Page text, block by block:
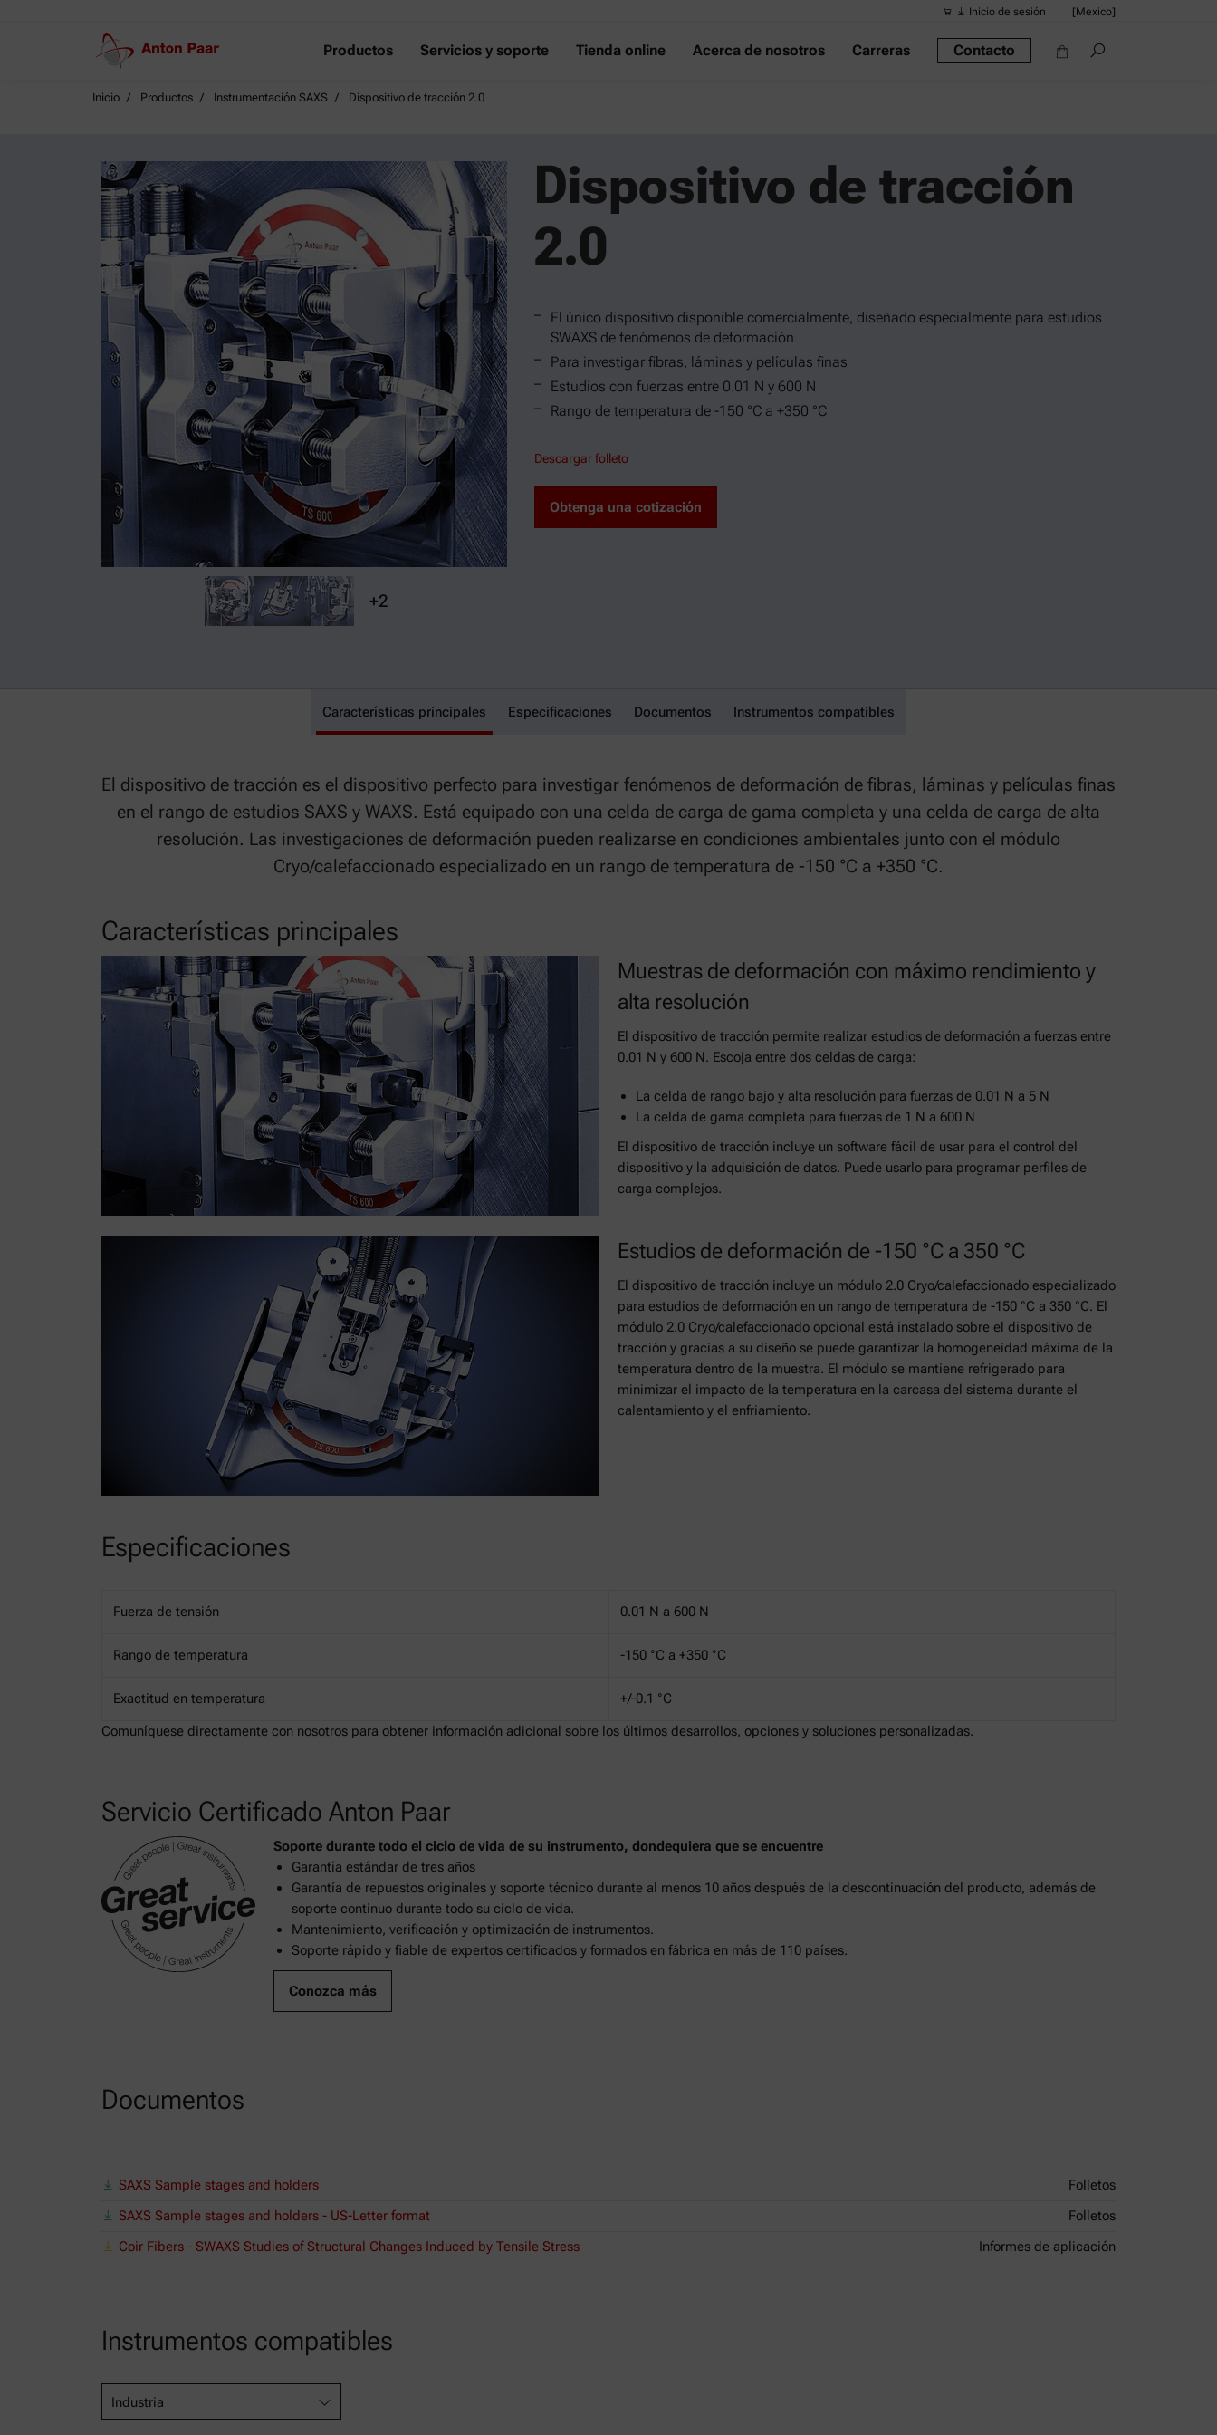
Inicio de sesión [Mexico]
Productos Servicios y soporte Tienda online Acerca de nosotros Carreras Contacto
Inicio Productos Instrumentación SAXS Dispositivo de tracción 2.0
Dispositivo de tracción
2.0
+2
El único dispositivo disponible comercialmente, diseñado especialmente para estudios
SWAXS de fenómenos de deformación
Para investigar fibras, láminas y películas finas
Estudios con fuerzas entre 0.01 N y 600 N
Rango de temperatura de -150 °C a +350 °C
Descargar folleto
Obtenga una cotización
Dispositivo de tracción 2.0
Características principales Especificaciones Documentos Instrumentos compatibles
El dispositivo de tracción es el dispositivo perfecto para investigar fenómenos de deformación de fibras, láminas y películas finas
en el rango de estudios SAXS y WAXS. Está equipado con una celda de carga de gama completa y una celda de carga de alta
resolución. Las investigaciones de deformación pueden realizarse en condiciones ambientales junto con el módulo
Cryo/calefaccionado especializado en un rango de temperatura de -150 °C a +350 °C.
Características principales
Muestras de deformación con máximo rendimiento y
alta resolución
El dispositivo de tracción permite realizar estudios de deformación a fuerzas entre
0.01 N y 600 N. Escoja entre dos celdas de carga:
La celda de rango bajo y alta resolución para fuerzas de 0.01 N a 5 N
La celda de gama completa para fuerzas de 1 N a 600 N
El dispositivo de tracción incluye un software fácil de usar para el control del
dispositivo y la adquisición de datos. Puede usarlo para programar perfiles de
carga complejos.
Estudios de deformación de -150 °C a 350 °C
El dispositivo de tracción incluye un módulo 2.0 Cryo/calefaccionado especializado
para estudios de deformación en un rango de temperatura de -150 °C a 350 °C. El
módulo 2.0 Cryo/calefaccionado opcional está instalado sobre el dispositivo de
tracción y gracias a su diseño se puede garantizar la homogeneidad máxima de la
temperatura dentro de la muestra. El módulo se mantiene refrigerado para
minimizar el impacto de la temperatura en la carcasa del sistema durante el
calentamiento y el enfriamiento.
Especificaciones
Fuerza de tensión 0.01 N a 600 N
Rango de temperatura -150 °C a +350 °C
Exactitud en temperatura
+/-0.1 °C
Comuníquese directamente con nosotros para obtener información adicional sobre los últimos desarrollos, opciones y soluciones personalizadas.
Servicio Certificado Anton Paar
Soporte durante todo el ciclo de vida de su instrumento, dondequiera que se encuentre
Garantía estándar de tres años
Garantía de repuestos originales y soporte técnico durante al menos 10 años después de la descontinuación del producto, además de
soporte continuo durante todo su ciclo de vida.
Mantenimiento, verificación y optimización de instrumentos.
Soporte rápido y fiable de expertos certificados y formados en fábrica en más de 110 países.
Conozca más
Documentos
SAXS Sample stages and holders
Folletos
SAXS Sample stages and holders - US-Letter format
Folletos
Coir Fibers - SWAXS Studies of Structural Changes Induced by Tensile Stress
Informes de aplicación
Instrumentos compatibles
Industria